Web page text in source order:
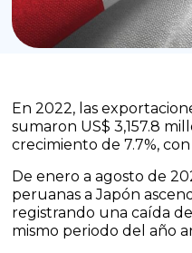
En 2022, las
sumaron US$ 3,157.8
crecimiento de 7.7%,
De enero a agosto de
peruanas a Japón
registrando una caída de
mismo periodo del año